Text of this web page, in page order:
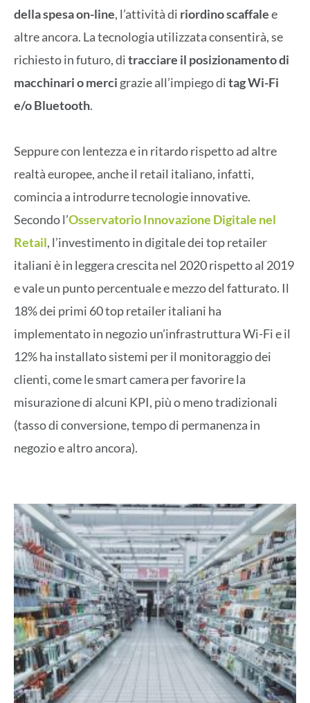
della spesa on-line, l’attività di riordino scaffalee
altre ancora. La tecnologia utilizzata consentirà, se
richiesto in futuro, ditracciare il posizionamento di
macchinari o merci grazie all’impiego ditag Wi-Fi
e/o Bluetooth.
Seppure con lentezza e in ritardo rispetto ad altre
realtà europee, anche il retail italiano, infatti,
comincia a introdurre tecnologie innovative.
Secondo l’Osservatorio Innovazione Digitale nel
Retail, l’investimento in digitale dei top retailer
italiani è in leggera crescita nel 2020 rispetto al 2019
e vale un punto percentuale e mezzo del fatturato. Il
18% dei primi 60 top retailer italiani ha
implementato in negozio un’infrastruttura Wi-Fi e il
12% ha installato sistemi per il monitoraggio dei
clienti, come le smart camera per favorire la
misurazione di alcuni KPI, più o meno tradizionali
(tasso di conversione, tempo di permanenza in
negozio e altro ancora).